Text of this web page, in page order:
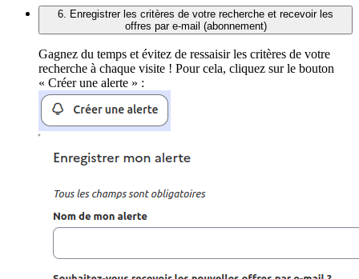
6. Enregistrer les critères de votre recherche et recevoir les
offres par e-mail (abonnement)
Gagnez du temps et évitez de ressaisir les critères de votre
recherche à chaque visite ! Pour cela, cliquez sur le bouton
« Créer une alerte » :